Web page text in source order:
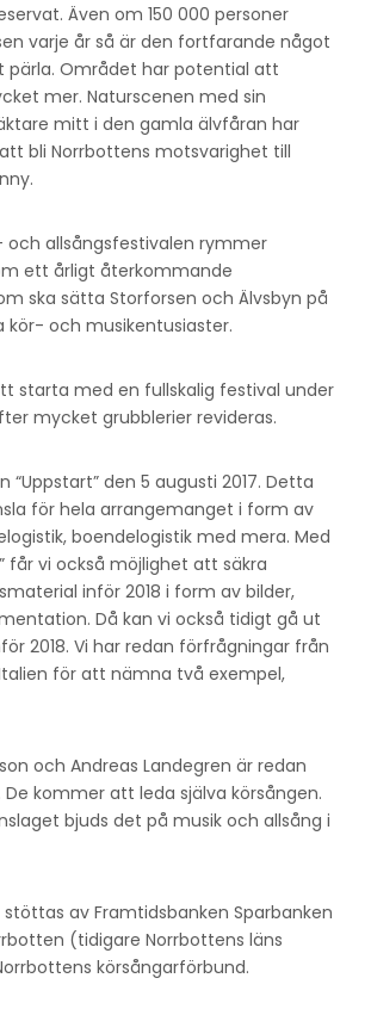
Även om 150 000 personer
varje år så är den fortfarande något
pärla. Området har potential att
mer. Naturscenen med sin
mitt i den gamla älvfåran har
bli Norrbottens motsvarighet till
och allsångsfestivalen rymmer
ett årligt återkommande
ska sätta Storforsen och Älvsbyn på
kör- och musikentusiaster.
starta med en fullskalig festival under
mycket grubblerier revideras.
“Uppstart” den 5 augusti 2017. Detta
för hela arrangemanget i form av
boendelogistik med mera. Med
får vi också möjlighet att säkra
inför 2018 i form av bilder,
Då kan vi också tidigt gå ut
2018. Vi har redan förfrågningar från
för att nämna två exempel,
och Andreas Landegren är redan
De kommer att leda själva körsången.
bjuds det på musik och allsång i
av Framtidsbanken Sparbanken
(tidigare Norrbottens läns
körsångarförbund.